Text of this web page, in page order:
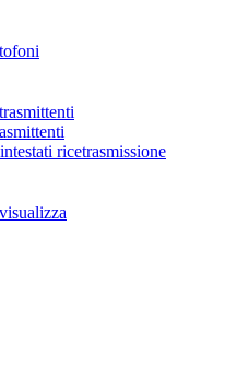
ricetrasmissione